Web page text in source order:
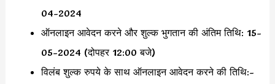
04-2024
ऑनलाइन आवेदन करने और शुल्क भुगतान की अंतिम तिथि: 15-
05-2024 (दोपहर 12:00 बजे)
विलंब शुल्क रुपये के साथ ऑनलाइन आवेदन करने की तिथि:-